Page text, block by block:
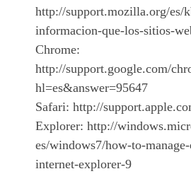
http://support.mozilla.org/es/
informacion-que-los-sitios-
Chrome:
http://support.google.com/
hl=es&answer=95647
Safari: http://
Explorer: http://
es/windows7/how-to-
internet-explorer-9